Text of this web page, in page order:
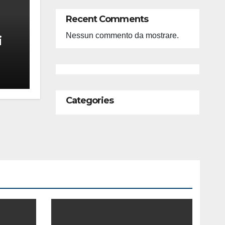
Recent Comments
Nessun commento da mostrare.
Categories